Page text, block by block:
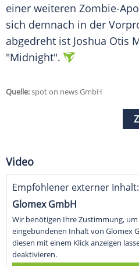
einer weiteren Zombie-
sich demnach in der
abgedreht ist Joshua Otis
"Midnight".
Quelle:spot on news GmbH
Video
Empfohlener externer Inhalt:
Glomex GmbH
Wir benötigen Ihre Zustimmung,
eingebundenen Inhalt von Glomex
diesen mit einem Klick anzeigen
deaktivieren.